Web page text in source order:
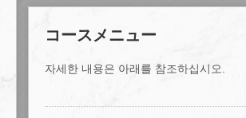
コースメニュー
자세한 내용은 아래를 참조하십시오.